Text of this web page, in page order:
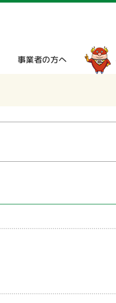
事業者の方へ